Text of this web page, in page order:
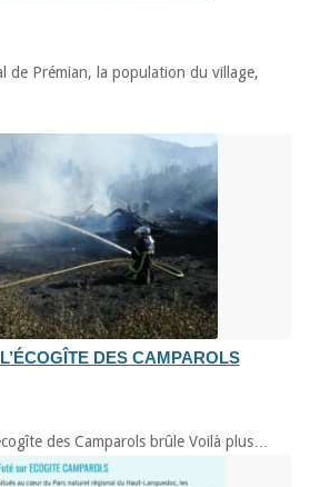
de Prémian, la population du village,
DES CAMPAROLS
des Camparols brûle Voilà plus…